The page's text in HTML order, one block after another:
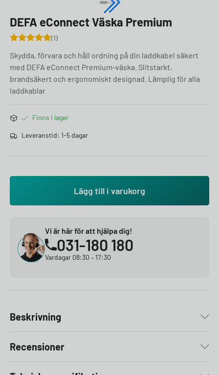
DEFA eConnect Väska Premium
1
Skydda, förvara och håll ordning på din laddkabel säkert
med DEFA eConnect Premium-väska. Slitstarkt,
brandsäkert och ergonomiskt designad. Lämplig för alla
laddkablar
Finns i lager
Leveranstid: 1-5 dagar
Lägg till i varukorg
Vi är här för att hjälpa dig!
031-180 180
Vardagar 08:30 – 17:30
Beskrivning
Recensioner